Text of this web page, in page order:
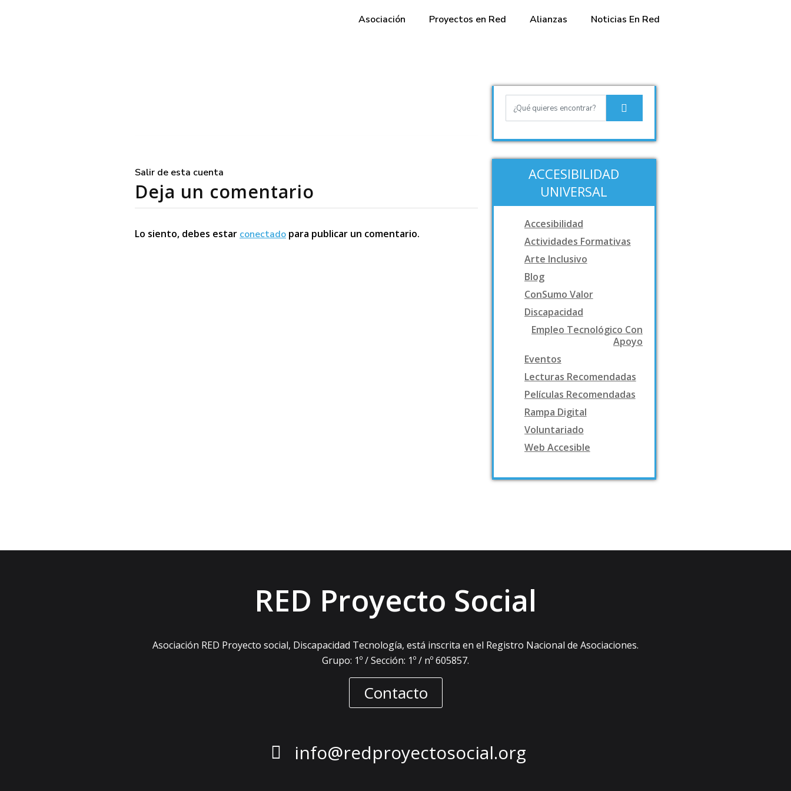
Asociación Proyectos en Red Alianzas Noticias En Red
Salir de esta cuenta
Deja un comentario
Lo siento, debes estar conectado para publicar un comentario.
ACCESIBILIDAD
UNIVERSAL
Accesibilidad
Actividades Formativas
Arte Inclusivo
Blog
ConSumo Valor
Discapacidad
Empleo Tecnológico Con
Apoyo
Eventos
Lecturas Recomendadas
Películas Recomendadas
Rampa Digital
Voluntariado
Web Accesible
RED Proyecto Social
Asociación RED Proyecto social, Discapacidad Tecnología, está inscrita en el Registro Nacional de Asociaciones.
Grupo: 1º / Sección: 1º / nº 605857.
Contacto
info@redproyectosocial.org